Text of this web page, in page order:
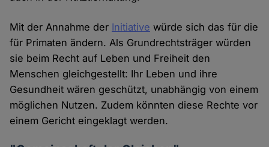
Mit der Annahme der Initiative würde sich das für die
für Primaten ändern. Als Grundrechtsträger würden
sie beim Recht auf Leben und Freiheit den
Menschen gleichgestellt: Ihr Leben und ihre
Gesundheit wären geschützt, unabhängig von einem
möglichen Nutzen. Zudem könnten diese Rechte vor
einem Gericht eingeklagt werden.